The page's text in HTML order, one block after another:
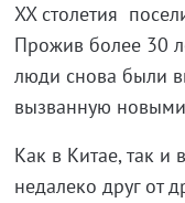
XX столетия
Прожив более 30
люди снова были
вызванную
Как в Китае, так и
недалеко друг от